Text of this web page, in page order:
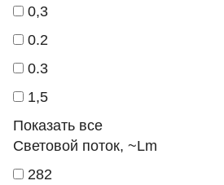
0,3
0.2
0.3
1,5
Показать все
Световой поток, ~Lm
282